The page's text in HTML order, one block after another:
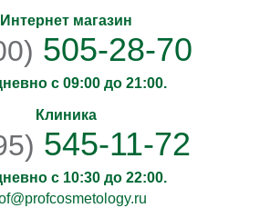
Интернет магазин
505-28-70
с 09:00 до 21:00.
Клиника
545-11-72
с 10:30 до 22:00.